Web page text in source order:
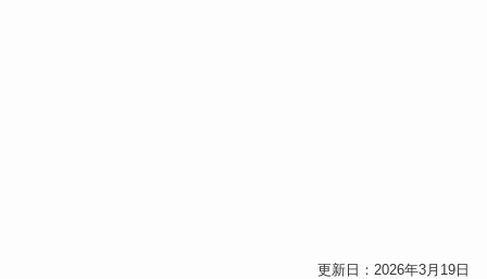
更新日：2026年3月19日